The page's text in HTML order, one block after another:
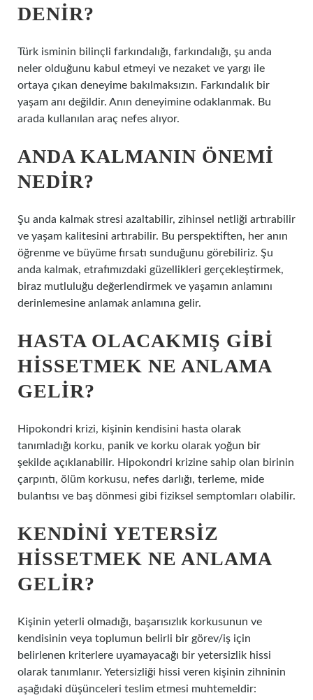
DENIR?
Türk isminin bilinçli farkındalığı, farkındalığı, şu anda
neler olduğunu kabul etmeyi ve nezaket ve yargı ile
ortaya çıkan deneyime bakılmaksızın. Farkındalık bir
yaşam anı değildir. Anın deneyimine odaklanmak. Bu
arada kullanılan araç nefes alıyor.
ANDA KALMANIN ÖNEMI
NEDIR?
Şu anda kalmak stresi azaltabilir, zihinsel netliği artırabilir
ve yaşam kalitesini artırabilir. Bu perspektiften, her anın
öğrenme ve büyüme fırsatı sunduğunu görebiliriz. Şu
anda kalmak, etrafımızdaki güzellikleri gerçekleştirmek,
biraz mutluluğu değerlendirmek ve yaşamın anlamını
derinlemesine anlamak anlamına gelir.
HASTA OLACAKMIŞ GIBI
HISSETMEK NE ANLAMA
GELIR?
Hipokondri krizi, kişinin kendisini hasta olarak
tanımladığı korku, panik ve korku olarak yoğun bir
şekilde açıklanabilir. Hipokondri krizine sahip olan birinin
çarpıntı, ölüm korkusu, nefes darlığı, terleme, mide
bulantısı ve baş dönmesi gibi fiziksel semptomları olabilir.
KENDINI YETERSIZ
HISSETMEK NE ANLAMA
GELIR?
Kişinin yeterli olmadığı, başarısızlık korkusunun ve
kendisinin veya toplumun belirli bir görev/iş için
belirlenen kriterlere uyamayacağı bir yetersizlik hissi
olarak tanımlanır. Yetersizliği hissi veren kişinin zihninin
aşağıdaki düşünceleri teslim etmesi muhtemeldir: